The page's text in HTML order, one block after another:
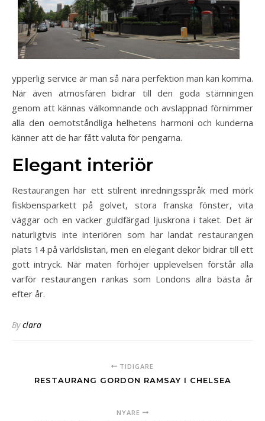
ypperlig service är man så nära perfektion man kan komma.
När även atmosfären bidrar till den goda stämningen
genom att kännas välkomnande och avslappnad förnimmer
alla den oemotståndliga helhetens harmoni och kunderna
känner att de har fått valuta för pengarna.
Elegant interiör
Restaurangen har ett stilrent inredningsspråk med mörk
fiskbensparkett på golvet, stora franska fönster, vita
väggar och en vacker guldfärgad ljuskrona i taket. Det är
naturligtvis inte interiören som har landat restaurangen
plats 14 på världslistan, men en elegant dekor bidrar till ett
gott intryck. När maten förhöjer upplevelsen förstår alla
varför restaurangen rankas som Londons allra bästa år
efter år.
Byclara
TIDIGARE
RESTAURANG GORDON RAMSAY I CHELSEA
NYARE